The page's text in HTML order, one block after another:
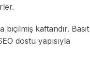
biçilmiş kaftandır. Basit
dostu yapısıyla